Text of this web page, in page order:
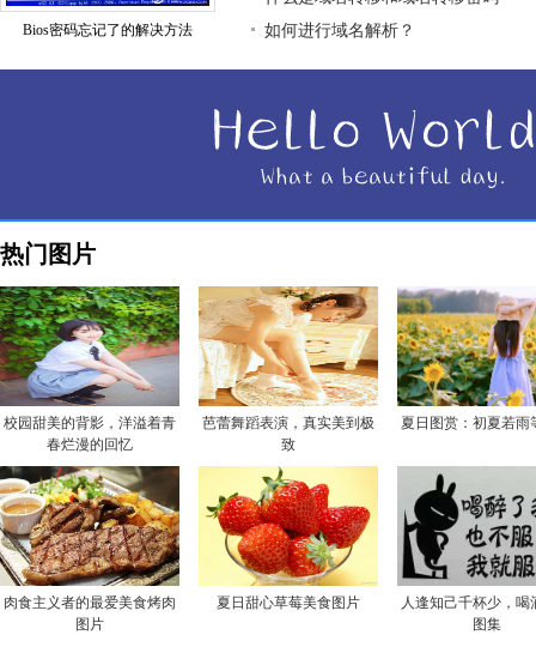
Bios密码忘记了的解决方法
如何进行域名解析？
热门图片
校园甜美的背影，洋溢着青
春烂漫的回忆
芭蕾舞蹈表演，真实美到极
致
夏日图赏：初夏若雨
肉食主义者的最爱美食烤肉
图片
夏日甜心草莓美食图片
人逢知己千杯少，喝
图集